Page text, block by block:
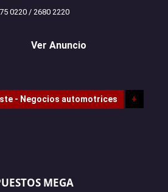
0220 / 2680 2220
Ver Anuncio
- Negocios automotrices +
MEGA